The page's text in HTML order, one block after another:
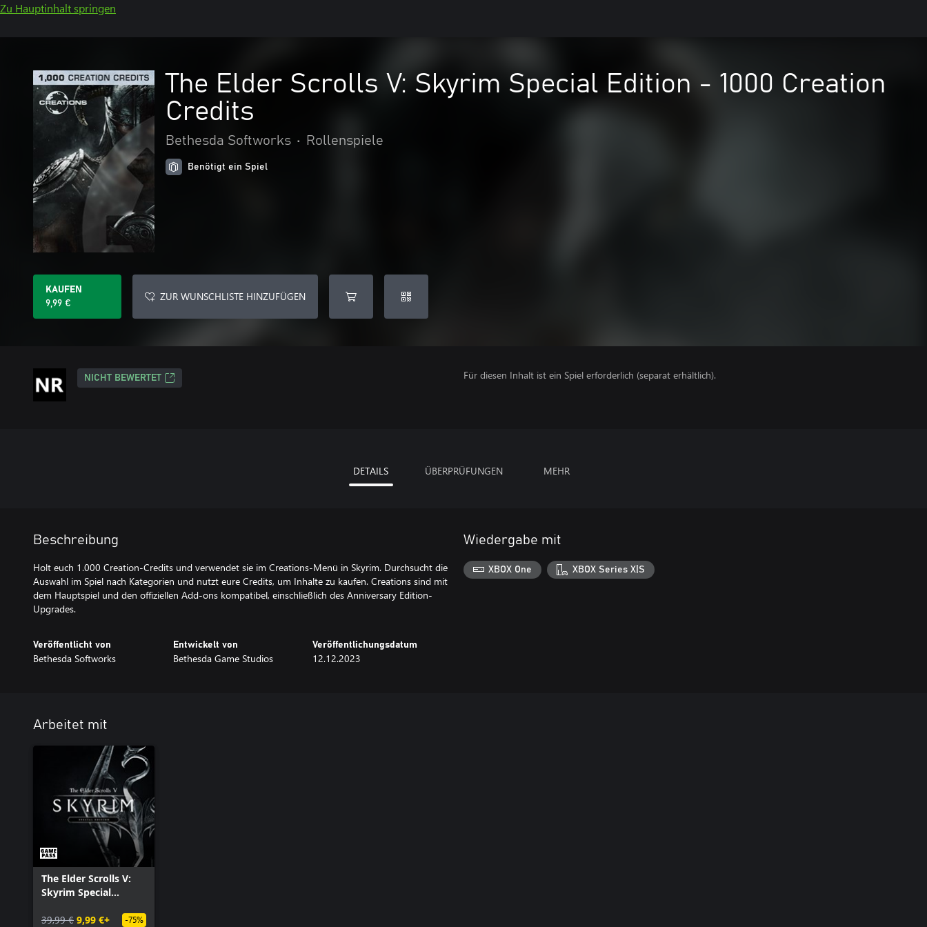
Zu Hauptinhalt springen
The Elder Scrolls V: Skyrim Special Edition - 1000 Creation
Credits
Bethesda Softworks • Rollenspiele
Benötigt ein Spiel
KAUFEN
9,99 €
ZUR WUNSCHLISTE HINZUFÜGEN
NICHT BEWERTET Für diesen Inhalt ist ein Spiel erforderlich (separat erhältlich).
DETAILS ÜBERPRÜFUNGEN MEHR
Beschreibung
Holt euch 1.000 Creation-Credits und verwendet sie im Creations-Menü in Skyrim. Durchsucht die
Auswahl im Spiel nach Kategorien und nutzt eure Credits, um Inhalte zu kaufen. Creations sind mit
dem Hauptspiel und den offiziellen Add-ons kompatibel, einschließlich des Anniversary Edition-
Upgrades.
Veröffentlicht von
Bethesda Softworks
Entwickelt von
Bethesda Game Studios
Veröffentlichungsdatum
12.12.2023
Wiedergabe mit
XBOX One XBOX Series X|S
Arbeitet mit
The Elder Scrolls V:
Skyrim Special
39,99 € 9,99 €+ -75%